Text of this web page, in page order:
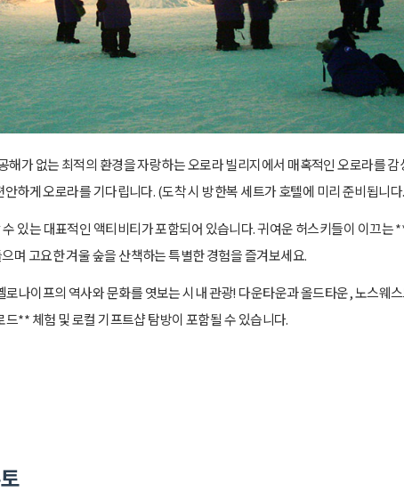
해가 없는 최적의 환경을 자랑하는 오로라 빌리지에서 매혹적인 오로라를 감
하게 오로라를 기다립니다. (도착 시 방한복 세트가 호텔에 미리 준비됩니
있는 대표적인 액티비티가 포함되어 있습니다. 귀여운 허스키들이 이끄는
며 고요한 겨울 숲을 산책하는 특별한 경험을 즐겨보세요.
나이프의 역사와 문화를 엿보는 시내 관광! 다운타운과 올드타운, 노스웨
** 체험 및 로컬 기프트샵 탐방이 포함될 수 있습니다.